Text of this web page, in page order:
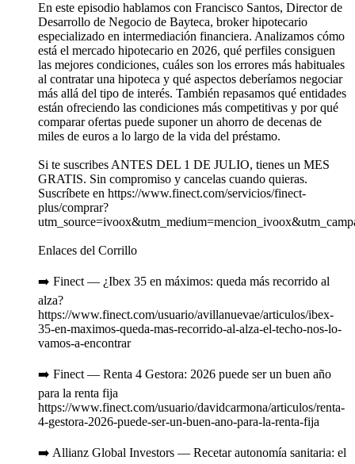
En este episodio hablamos con Francisco Santos, Director de
Desarrollo de Negocio de Bayteca, broker hipotecario
especializado en intermediación financiera. Analizamos cómo
está el mercado hipotecario en 2026, qué perfiles consiguen
las mejores condiciones, cuáles son los errores más habituales
al contratar una hipoteca y qué aspectos deberíamos negociar
más allá del tipo de interés. También repasamos qué entidades
están ofreciendo las condiciones más competitivas y por qué
comparar ofertas puede suponer un ahorro de decenas de
miles de euros a lo largo de la vida del préstamo.
Si te suscribes ANTES DEL 1 DE JULIO, tienes un MES
GRATIS. Sin compromiso y cancelas cuando quieras.
Suscríbete en https://www.finect.com/servicios/finect-
plus/comprar?
Enlaces del Corrillo
➡️ Finect — ¿Ibex 35 en máximos: queda más recorrido al
alza?
https://www.finect.com/usuario/avillanuevae/articulos/ibex-
35-en-maximos-queda-mas-recorrido-al-alza-el-techo-nos-lo-
vamos-a-encontrar
➡️ Finect — Renta 4 Gestora: 2026 puede ser un buen año
para la renta fija
https://www.finect.com/usuario/davidcarmona/articulos/renta-
4-gestora-2026-puede-ser-un-buen-ano-para-la-renta-fija
➡️ Allianz Global Investors — Recetar autonomía sanitaria: el